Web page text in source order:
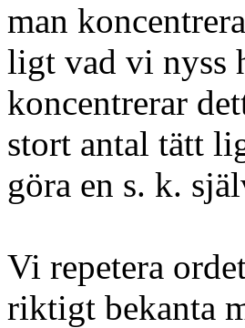
man
ligt vad vi nyss
koncentrerar
stort antal tätt
göra en s. k.
Vi repetera
riktigt bekanta